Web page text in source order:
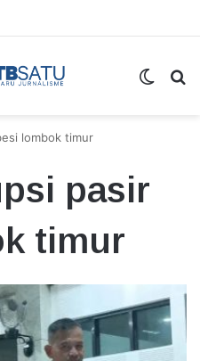
lombok timur
pasir
timur